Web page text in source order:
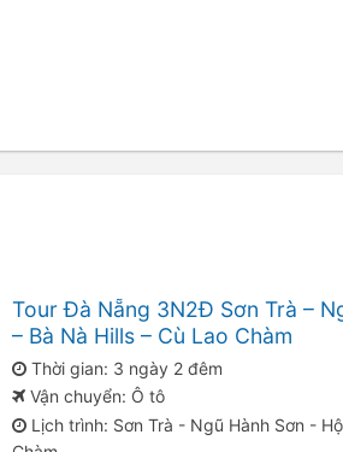
Tour Đà Nẵng 3N2Đ Sơn Trà –
– Bà Nà Hills – Cù Lao Chàm
Thời gian: 3 ngày 2 đêm
Vận chuyển: Ô tô
Lịch trình: Sơn Trà - Ngũ Hành Sơn -